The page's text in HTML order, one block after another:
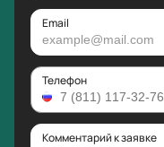
Email
Телефон
Комментарий к заявке